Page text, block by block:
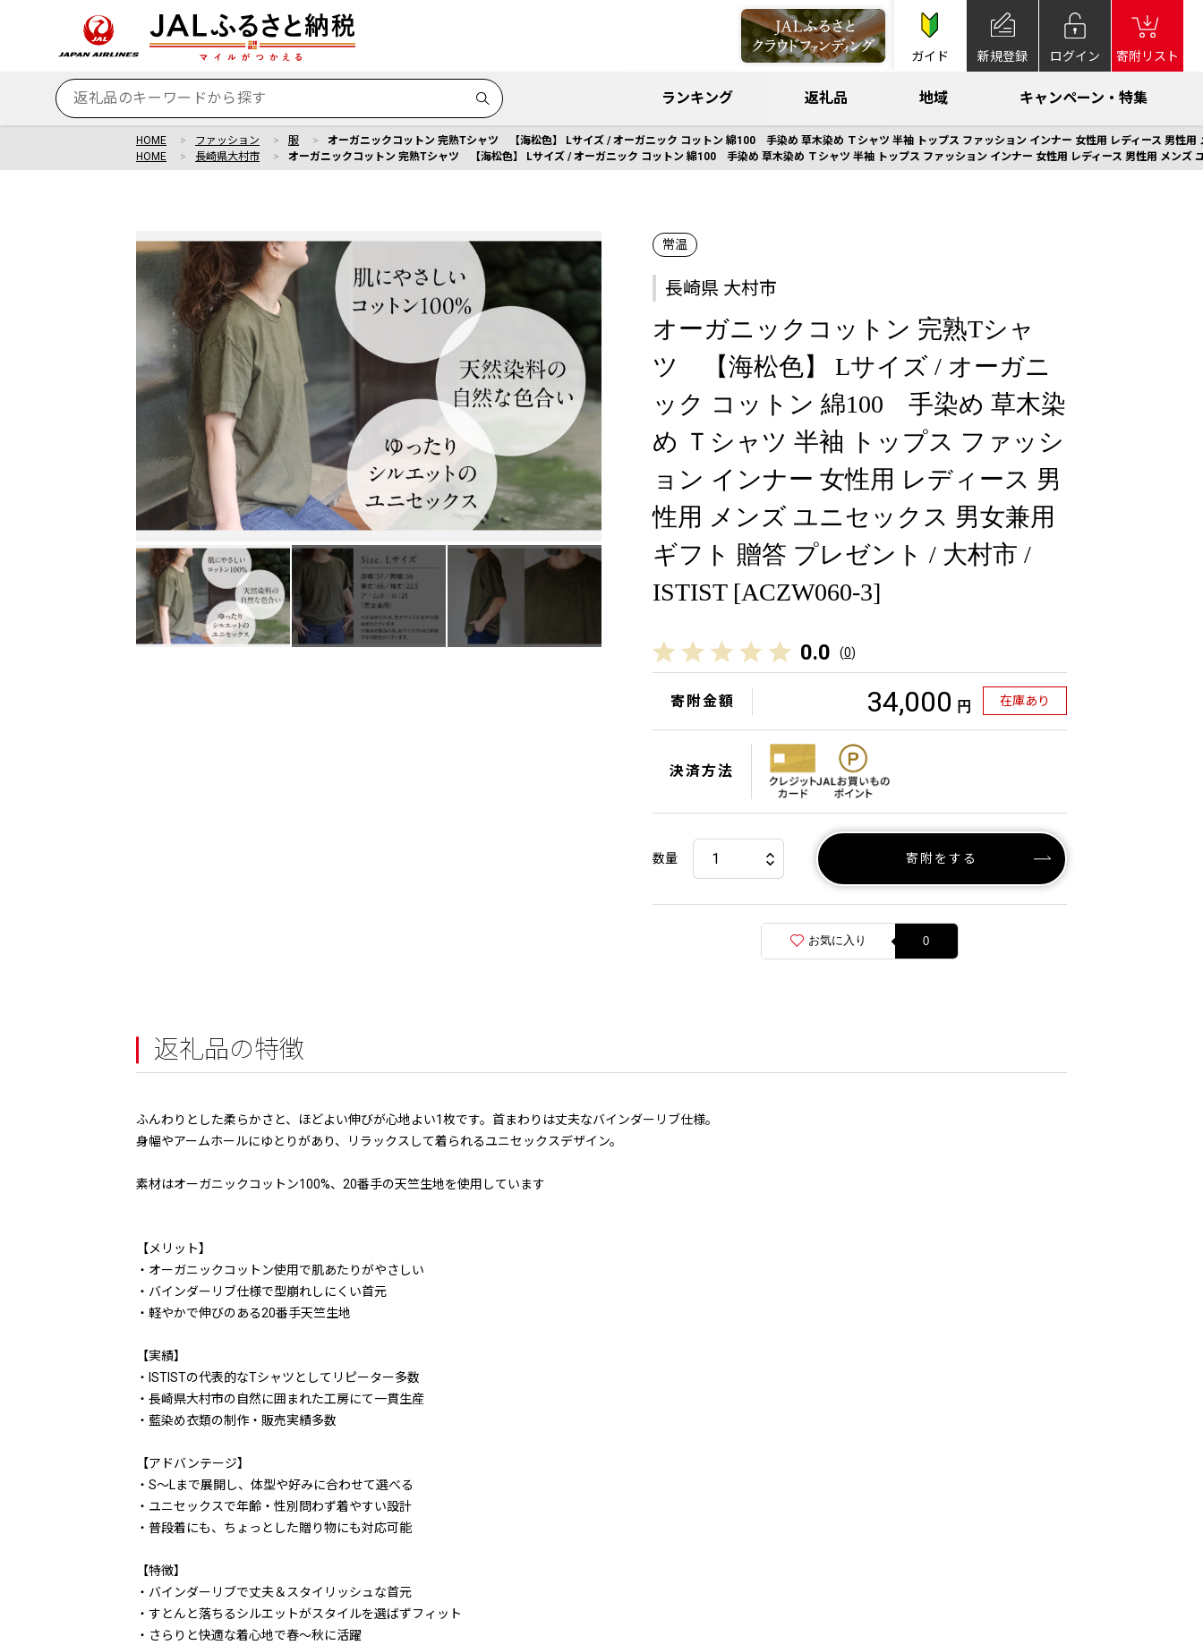
ガイド 新規登録 ログイン 寄附リスト
ランキング 返礼品 地域 キャンペーン・特集
HOME ファッション 服
オーガニックコットン 完熟Tシャツ 【海松色】 Lサイズ / オーガニック コットン 綿100 手染め 草木染め Ｔシャツ 半袖 トップス ファッション インナー 女性用 レディース 男性
HOME
長崎県大村市 オーガニックコットン 完熟Tシャツ 【海松色】 Lサイズ / オーガニック コットン 綿100 手染め 草木染め Ｔシャツ 半袖 トップス ファッション インナー 女性用 レディース 男性用 メン
常温
長崎県 大村市
オーガニックコットン 完熟Tシャ
ツ 【海松色】 Lサイズ / オーガニ
ック コットン 綿100 手染め 草木染
め Ｔシャツ 半袖 トップス ファッシ
ョン インナー 女性用 レディース 男
性用 メンズ ユニセックス 男女兼用
ギフト 贈答 プレゼント / 大村市 /
ISTIST [ACZW060-3]
0.0 (0)
寄附金額 34,000 円 在庫あり
決済方法
数量 寄附をする
お気に入り 0
返礼品の特徴
ふんわりとした柔らかさと、ほどよい伸びが心地よい1枚です。首まわりは丈夫なバインダーリブ仕様。
身幅やアームホールにゆとりがあり、リラックスして着られるユニセックスデザイン。
素材はオーガニックコットン100%、20番手の天竺生地を使用しています
【メリット】
・オーガニックコットン使用で肌あたりがやさしい
・バインダーリブ仕様で型崩れしにくい首元
・軽やかで伸びのある20番手天竺生地
【実績】
・ISTISTの代表的なTシャツとしてリピーター多数
・長崎県大村市の自然に囲まれた工房にて一貫生産
・藍染め衣類の制作・販売実績多数
【アドバンテージ】
・S～Lまで展開し、体型や好みに合わせて選べる
・ユニセックスで年齢・性別問わず着やすい設計
・普段着にも、ちょっとした贈り物にも対応可能
【特徴】
・バインダーリブで丈夫＆スタイリッシュな首元
・すとんと落ちるシルエットがスタイルを選ばずフィット
・さらりと快適な着心地で春～秋に活躍